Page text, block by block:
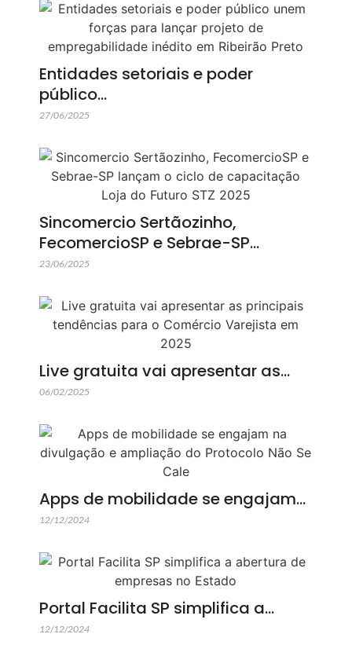
Entidades setoriais e poder
público…
27/06/2025
Sincomercio Sertãozinho,
FecomercioSP e Sebrae-SP…
23/06/2025
Live gratuita vai apresentar as…
06/02/2025
Apps de mobilidade se engajam…
12/12/2024
Portal Facilita SP simplifica a…
12/12/2024